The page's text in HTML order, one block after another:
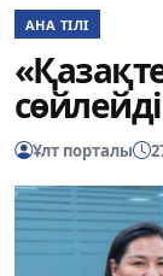
АНА ТІЛІ
сөйлейді
Ұлт порталы